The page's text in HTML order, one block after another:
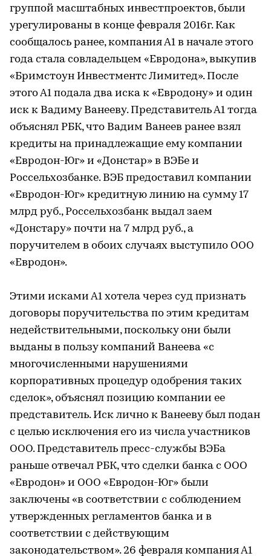
группой масштабных инвестпроектов, были
урегулированы в конце февраля 2016г. Как
сообщалось ранее, компания А1 в начале этого
года стала совладельцем «Евродона», выкупив
«Бримстоун Инвестментс Лимитед». После
этого А1 подала два иска к «Евродону» и один
иск к Вадиму Ванееву. Представитель А1 тогда
объяснял РБК, что Вадим Ванеев ранее взял
кредиты на принадлежащие ему компании
«Евродон-Юг» и «Донстар» в ВЭБе и
Россельхозбанке. ВЭБ предоставил компании
«Евродон-Юг» кредитную линию на сумму 17
млрд руб., Россельхозбанк выдал заем
«Донстару» почти на 7 млрд руб., а
поручителем в обоих случаях выступило ООО
«Евродон».
Этими исками А1 хотела через суд признать
договоры поручительства по этим кредитам
недействительными, поскольку они были
выданы в пользу компаний Ванеева «с
многочисленными нарушениями
корпоративных процедур одобрения таких
сделок», объяснял позицию компании ее
представитель. Иск лично к Ванееву был подан
с целью исключения его из числа участников
ООО. Представитель пресс-службы ВЭБа
раньше отвечал РБК, что сделки банка с ООО
«Евродон» и ООО «Евродон-Юг» были
заключены «в соответствии с соблюдением
утвержденных регламентов банка и в
соответствии с действующим
законодательством». 26 февраля компания А1